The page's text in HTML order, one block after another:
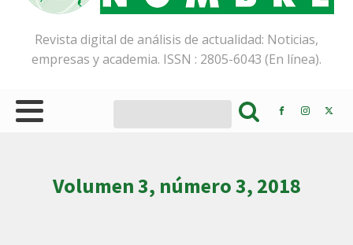
Revista digital de análisis de actualidad: Noticias,
empresas y academia. ISSN : 2805-6043 (En línea).
Volumen 3, número 3, 2018